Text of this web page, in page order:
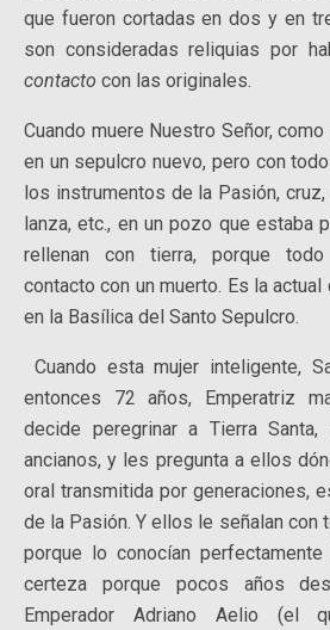
que fueron cortadas en dos y en
son consideradas reliquias por
contacto con las originales.
Cuando muere Nuestro Señor,
en un sepulcro nuevo, pero con
los instrumentos de la Pasión,
lanza, etc., en un pozo que estaba
rellenan con tierra, porque
contacto con un muerto. Es la actual
en la Basílica del Santo Sepulcro.
Cuando esta mujer inteligente,
entonces 72 años, Emperatriz
decide peregrinar a Tierra
ancianos, y les pregunta a ellos
oral transmitida por generaciones,
de la Pasión. Y ellos le señalan con
porque lo conocían
certeza porque pocos años
Emperador Adriano Aelio (el